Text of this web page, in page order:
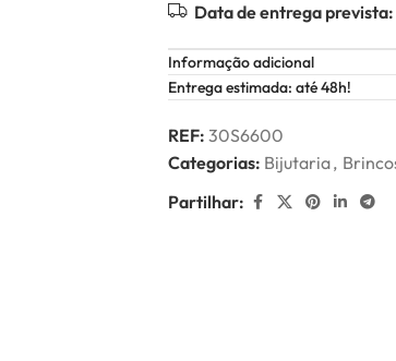
Data de entrega prevista:
Informação adicional
Entrega estimada: até 48h!
REF: 30S6600
Categorias: Bijutaria,
Partilhar: